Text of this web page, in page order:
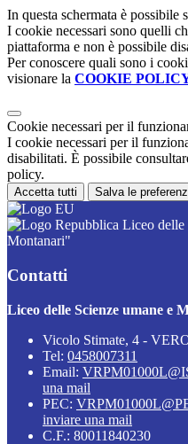
In questa schermata è possibile
I cookie necessari sono quelli
piattaforma e non è possibile
Per conoscere quali sono i
visionare la COOKIE
Cookie necessari per il
I cookie necessari per il
disabilitati. È possibile
policy.
Accetta tutti Salva le
Liceo delle
Montanari"
Contatti
Liceo delle Scienze umane e
Vicolo Stimate, 4 -
Tel: 0458007311
Email:
una mail
PEC:
inviare una mail
C.F.: 80011840230